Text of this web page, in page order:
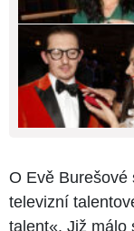
O Evě Burešové
televizní
talent«. Již málo